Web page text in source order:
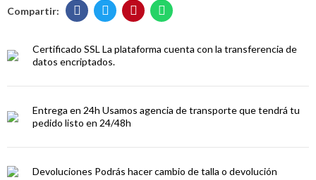
Certificado SSL La plataforma cuenta con la transferencia de
datos encriptados.
Entrega en 24h Usamos agencia de transporte que tendrá tu
pedido listo en 24/48h
Devoluciones Podrás hacer cambio de talla o devolución